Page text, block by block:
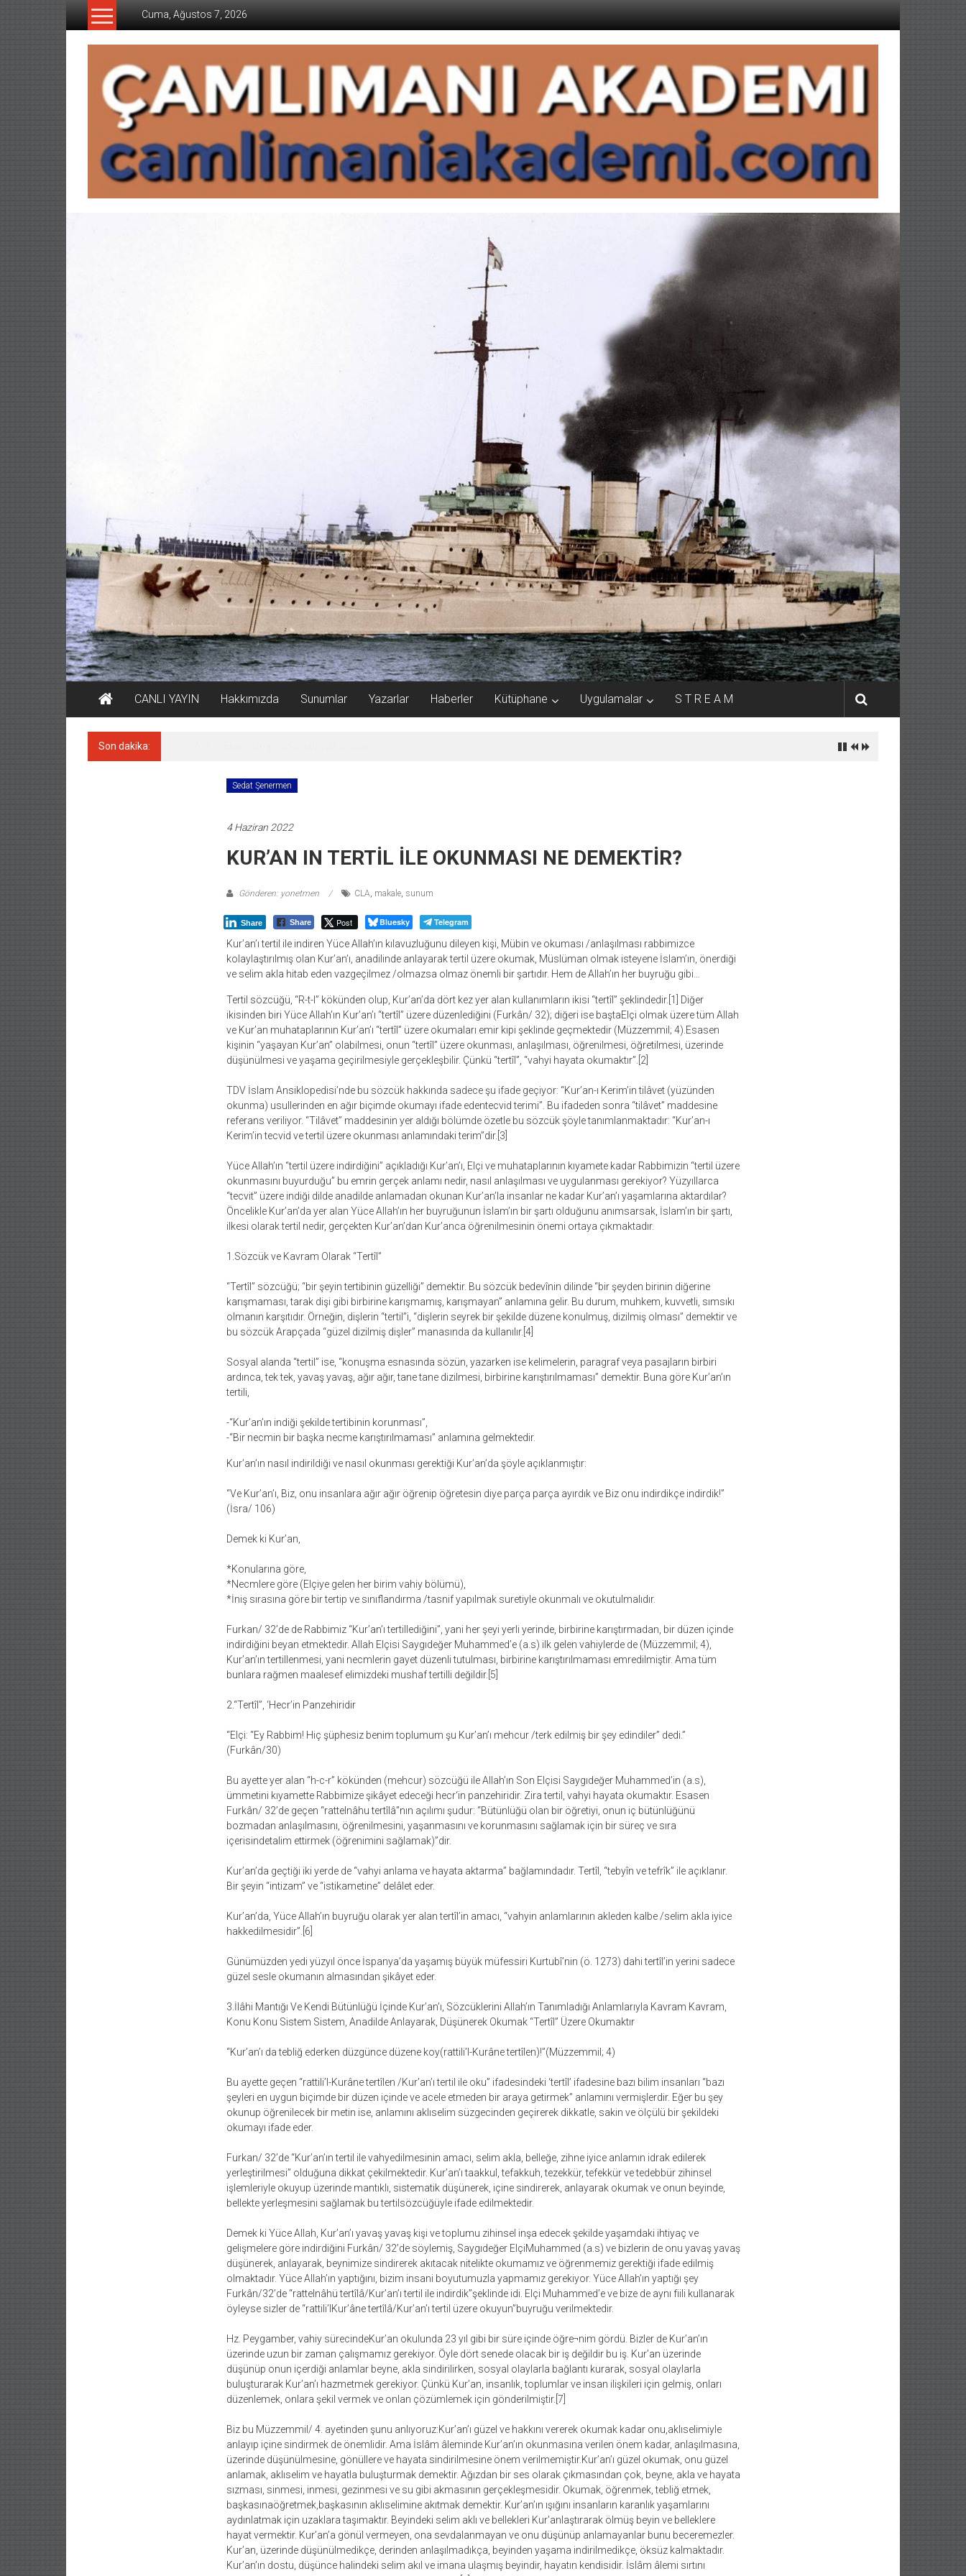
İçeriğe
Cuma, Ağustos 7, 2026
CAMLIMANI
AKADEMI
CANLI YAYIN Hakkımızda Sunumlar Yazarlar Haberler Kütüphane Uygulamalar S T R E A M
Son dakika:
Sedat Şenermen
4 Haziran 2022
KUR’AN IN TERTİL İLE OKUNMASI NE DEMEKTİR?
Gönderen: yonetmen CLA, makale, sunum
Share Share Post Bluesky Telegram
Kur’an’ı tertil ile indiren Yüce Allah’ın kılavuzluğunu dileyen kişi, Mübin ve okuması /anlaşılması rabbimizce
kolaylaştırılmış olan Kur’an’ı, anadilinde anlayarak tertil üzere okumak, Müslüman olmak isteyene İslam’ın, önerdiği
ve selim akla hitab eden vazgeçilmez /olmazsa olmaz önemli bir şartıdır. Hem de Allah’ın her buyruğu gibi…
Tertil sözcüğü, “R-t-l” kökünden olup, Kur’an’da dört kez yer alan kullanımların ikisi “tertîl” şeklindedir.[1] Diğer
ikisinden biri Yüce Allah’ın Kur’an’ı “tertîl” üzere düzenlediğini (Furkân/ 32); diğeri ise baştaElçi olmak üzere tüm Allah
ve Kur’an muhataplarının Kur’an’ı “tertîl” üzere okumaları emir kipi şeklinde geçmektedir (Müzzemmil; 4).Esasen
kişinin “yaşayan Kur’an” olabilmesi, onun “tertîl” üzere okunması, anlaşılması, öğrenilmesi, öğretilmesi, üzerinde
düşünülmesi ve yaşama geçirilmesiyle gerçekleşbilir. Çünkü “tertîl”, “vahyi hayata okumaktır”.[2]
TDV İslam Ansiklopedisi’nde bu sözcük hakkında sadece şu ifade geçiyor: “Kur’an-ı Kerim’in tilâvet (yüzünden
okunma) usullerinden en ağır biçimde okumayı ifade edentecvid terimi”. Bu ifadeden sonra “tilâvet” maddesine
referans veriliyor. “Tilâvet” maddesinin yer aldığı bölümde özetle bu sözcük şöyle tanımlanmaktadır: “Kur’an-ı
Kerim’in tecvid ve tertil üzere okunması anlamındaki terim”dir.[3]
Yüce Allah’ın “tertil üzere indirdiğini” açıkladığı Kur’an’ı, Elçi ve muhataplarının kıyamete kadar Rabbimizin “tertil üzere
okunmasını buyurduğu” bu emrin gerçek anlamı nedir, nasıl anlaşılması ve uygulanması gerekiyor? Yüzyıllarca
“tecvit” üzere indiği dilde anadilde anlamadan okunan Kur’an’la insanlar ne kadar Kur’an’ı yaşamlarına aktardılar?
Öncelikle Kur’an’da yer alan Yüce Allah’ın her buyruğunun İslam’ın bir şartı olduğunu anımsarsak, İslam’ın bir şartı,
ilkesi olarak tertil nedir, gerçekten Kur’an’dan Kur’anca öğrenilmesinin önemi ortaya çıkmaktadır.
1.Sözcük ve Kavram Olarak “Tertîl”
“Tertîl” sözcüğü; “bir şeyin tertibinin güzelliği” demektir. Bu sözcük bedevînin dilinde “bir şeyden birinin diğerine
karışmaması, tarak dişi gibi birbirine karışmamış, karışmayan” anlamına gelir. Bu durum, muhkem, kuvvetli, sımsıkı
olmanın karşıtıdır. Örneğin, dişlerin “tertil”i, “dişlerin seyrek bir şekilde düzene konulmuş, dizilmiş olması” demektir ve
bu sözcük Arapçada “güzel dizilmiş dişler” manasında da kullanılır.[4]
Sosyal alanda “tertil” ise, “konuşma esnasında sözün, yazarken ise kelimelerin, paragraf veya pasajların birbiri
ardınca, tek tek, yavaş yavaş, ağır ağır, tane tane dizilmesi, birbirine karıştırılmaması” demektir. Buna göre Kur’an’ın
tertili,
-“Kur’an’ın indiği şekilde tertibinin korunması”,
-“Bir necmin bir başka necme karıştırılmaması” anlamına gelmektedir.
Kur’an’ın nasıl indirildiği ve nasıl okunması gerektiği Kur’an’da şöyle açıklanmıştır:
“Ve Kur’an’ı, Biz, onu insanlara ağır ağır öğrenip öğretesin diye parça parça ayırdık ve Biz onu indirdikçe indirdik!”
(İsra/ 106)
Demek ki Kur’an,
*Konularına göre,
*Necmlere göre (Elçiye gelen her birim vahiy bölümü),
*İniş sırasına göre bir tertip ve sınıflandırma /tasnif yapılmak suretiyle okunmalı ve okutulmalıdır.
Furkan/ 32’de de Rabbimiz “Kur’an’ı tertillediğini”, yani her şeyi yerli yerinde, birbirine karıştırmadan, bir düzen içinde
indirdiğini beyan etmektedir. Allah Elçisi Saygıdeğer Muhammed’e (a.s) ilk gelen vahiylerde de (Müzzemmil; 4),
Kur’an’ın tertillenmesi, yani necmlerin gayet düzenli tutulması, birbirine karıştırılmaması emredilmiştir. Ama tüm
bunlara rağmen maalesef elimizdeki mushaf tertilli değildir.[5]
2.“Tertîl”, ‘Hecr’in Panzehiridir
“Elçi: “Ey Rabbim! Hiç şüphesiz benim toplumum şu Kur’an’ı mehcur /terk edilmiş bir şey edindiler” dedi.”
(Furkân/30)
Bu ayette yer alan “h-c-r” kökünden (mehcur) sözcüğü ile Allah’ın Son Elçisi Saygıdeğer Muhammed’in (a.s),
ümmetini kıyamette Rabbimize şikâyet edeceği hecr‘in panzehiridir. Zira tertil, vahyi hayata okumaktır. Esasen
Furkân/ 32’de geçen “rattelnâhu tertîlâ”nın açılımı şudur: “Bütünlüğü olan bir öğretiyi, onun iç bütünlüğünü
bozmadan anlaşılmasını, öğrenilmesini, yaşanmasını ve korunmasını sağlamak için bir süreç ve sıra
içerisindetalim ettirmek (öğrenimini sağlamak)”dir.
Kur’an’da geçtiği iki yerde de “vahyi anlama ve hayata aktarma” bağlamındadır. Tertîl, “tebyîn ve tefrîk” ile açıklanır.
Bir şeyin “intizam” ve “istikametine” delâlet eder.
Kur’an’da, Yüce Allah’ın buyruğu olarak yer alan tertîl’in amacı, “vahyin anlamlarının akleden kalbe /selim akla iyice
hakkedilmesidir”.[6]
Günümüzden yedi yüzyıl önce İspanya’da yaşamış büyük müfessiri Kurtubî’nin (ö. 1273) dahi tertîl’in yerini sadece
güzel sesle okumanın almasından şikâyet eder.
3.İlâhi Mantığı Ve Kendi Bütünlüğü İçinde Kur’an’ı, Sözcüklerini Allah’ın Tanımladığı Anlamlarıyla Kavram Kavram,
Konu Konu Sistem Sistem, Anadilde Anlayarak, Düşünerek Okumak “Tertîl” Üzere Okumaktır
“Kur’an’ı da tebliğ ederken düzgünce düzene koy(rattili’l-Kurâne tertîlen)!”(Müzzemmil; 4)
Bu ayette geçen “rattili’l-Kurâne tertîlen /Kur’an’ı tertil ile oku” ifadesindeki ‘tertîl’ ifadesine bazı bilim insanları “bazı
şeyleri en uygun biçimde bir düzen içinde ve acele etmeden bir araya getirmek” anlamını vermişlerdir. Eğer bu şey
okunup öğrenilecek bir metin ise, anlamını aklıselim süzgecinden geçirerek dikkatle, sakin ve ölçülü bir şekildeki
okumayı ifade eder.
Furkan/ 32’de “Kur’an’ın tertil ile vahyedilmesinin amacı, selim akla, belleğe, zihne iyice anlamın idrak edilerek
yerleştirilmesi” olduğuna dikkat çekilmektedir. Kur’an’ı taakkul, tefakkuh, tezekkür, tefekkür ve tedebbür zihinsel
işlemleriyle okuyup üzerinde mantıklı, sistematik düşünerek, içine sindirerek, anlayarak okumak ve onun beyinde,
bellekte yerleşmesini sağlamak bu tertilsözcüğüyle ifade edilmektedir.
Demek ki Yüce Allah, Kur’an’ı yavaş yavaş kişi ve toplumu zihinsel inşa edecek şekilde yaşamdaki ihtiyaç ve
gelişmelere göre indirdiğini Furkân/ 32’de söylemiş, Saygıdeğer ElçiMuhammed (a.s) ve bizlerin de onu yavaş yavaş
düşünerek, anlayarak, beynimize sindirerek akıtacak nitelikte okumamız ve öğrenmemiz gerektiği ifade edilmiş
olmaktadır. Yüce Allah’ın yaptığını, bizim insani boyutumuzla yapmamız gerekiyor. Yüce Allah’ın yaptığı şey
Furkân/32’de “rattelnâhü tertîlâ/Kur’an’ı tertil ile indirdik”şeklinde idi. Elçi Muhammed’e ve bize de aynı fiili kullanarak
öyleyse sizler de “rattili’lKur’âne tertîlâ/Kur’an’ı tertil üzere okuyun”buyruğu verilmektedir.
Hz. Peygamber, vahiy sürecindeKur’an okulunda 23 yıl gibi bir süre içinde öğre¬nim gördü. Bizler de Kur’an’ın
üzerinde uzun bir zaman çalışmamız gerekiyor. Öyle dört senede olacak bir iş değildir bu iş. Kur’an üzerinde
düşünüp onun içerdiği anlamlar beyne, akla sindirilirken, sosyal olaylarla bağlantı kurarak, sosyal olaylarla
buluşturarak Kur’an’ı hazmetmek gerekiyor. Çünkü Kur’an, insanlık, toplumlar ve insan ilişkileri için gelmiş, onları
düzenlemek, onlara şekil vermek ve onlan çözümlemek için gönderilmiştir.[7]
Biz bu Müzzemmil/ 4. ayetinden şunu anlıyoruz:Kur’an’ı güzel ve hakkını vererek okumak kadar onu,aklıselimiyle
anlayıp içine sindirmek de önemlidir. Ama İslâm âleminde Kur’an’ın okunmasına verilen önem kadar, anlaşılmasına,
üzerinde düşünülmesine, gönüllere ve hayata sindirilmesine önem verilmemiştir.Kur’an’ı güzel okumak, onu güzel
anlamak, aklıselim ve hayatla buluşturmak demektir. Ağızdan bir ses olarak çıkmasından çok, beyne, akla ve hayata
sızması, sinmesi, inmesi, gezinmesi ve su gibi akmasının gerçekleşmesidir. Okumak, öğrenmek, tebliğ etmek,
başkasınaöğretmek,başkasının aklıselimine akıtmak demektir. Kur’an’ın ışığını insanların karanlık yaşamlarını
aydınlatmak için uzaklara taşımaktır. Beyindeki selim aklı ve bellekleri Kur’anlaştırarak ölmüş beyin ve belleklere
hayat vermektir. Kur’an’a gönül vermeyen, ona sevdalanmayan ve onu düşünüp anlamayanlar bunu beceremezler.
Kur’an, üzerinde düşünülmedikçe, derinden anlaşılmadıkça, beyinden yaşama indirilmedikçe, öksüz kalmaktadır.
Kur’an’ın dostu, düşünce halindeki selim akıl ve imana ulaşmış beyindir, hayatın kendisidir. İslâm âlemi sırtını